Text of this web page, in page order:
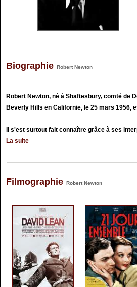
Biographie Robert Newton
Robert Newton, né à Shaftesbury, comté de
Beverly Hills en Californie, le 25 mars 1956,
Il s'est surtout fait connaître grâce à ses
La suite
Filmographie Robert Newton